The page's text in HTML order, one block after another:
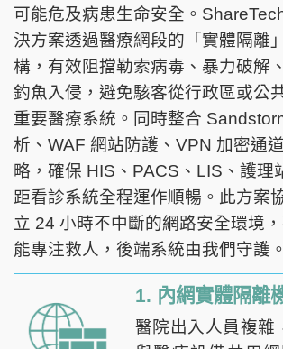
可能危及病患生命安全。
決方案透過醫療網段的「實體隔離
構，有效阻擋勒索病毒、暴力破解
釣魚入侵，避免駭客從行政區或公
重要醫療系統。同時整合
析、WAF 網站防護、VPN 加密通
略，確保 HIS、PACS、LIS、護理
距看診系統全程運作順暢。此方案
立 24 小時不中斷的網路安全環境
能專注救人，後端系統由我們守護。
1. 內網實體隔離
醫院出入人員複雜